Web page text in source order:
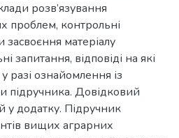
розв’язування
проблем, контрольні
матеріалу
запитання, відповіді на які
разі ознайомлення із
підручника. Довідковий
у додатку. Підручник
вищих аграрних